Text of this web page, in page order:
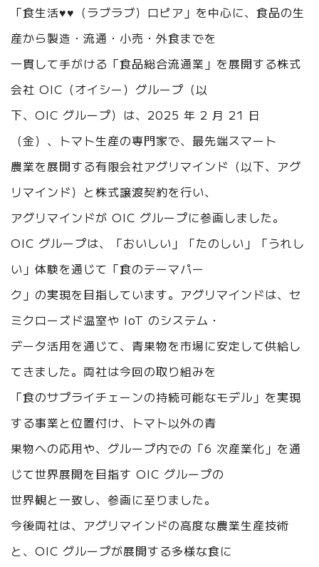
「食生活♥♥（ラブラブ）ロピア」を中心に、食品の生
産から製造・流通・小売・外食までを
一貫して手がける「食品総合流通業」を展開する株式
会社 OIC（オイシー）グループ（以
下、OIC グループ）は、2025 年 2 月 21 日
（金）、トマト生産の専門家で、最先端スマート
農業を展開する有限会社アグリマインド（以下、アグ
リマインド）と株式譲渡契約を行い、
アグリマインドが OIC グループに参画しました。
OIC グループは、「おいしい」「たのしい」「うれし
い」体験を通じて「食のテーマパー
ク」の実現を目指しています。アグリマインドは、セ
ミクローズド温室や IoT のシステム・
データ活用を通じて、青果物を市場に安定して供給し
てきました。両社は今回の取り組みを
「食のサプライチェーンの持続可能なモデル」を実現
する事業と位置付け、トマト以外の青
果物への応用や、グループ内での「6 次産業化」を通
じて世界展開を目指す OIC グループの
世界観と一致し、参画に至りました。
今後両社は、アグリマインドの高度な農業生産技術
と、OIC グループが展開する多様な食に